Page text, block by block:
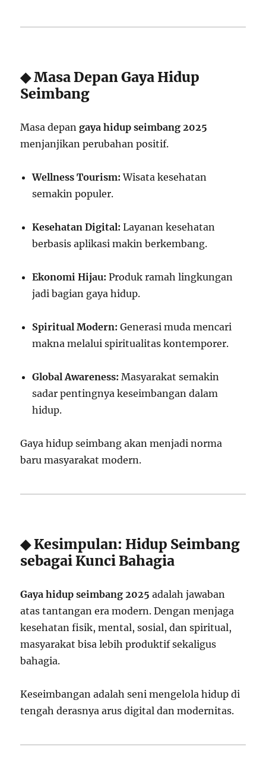
◆ Masa Depan Gaya Hidup
Seimbang
Masa depangaya hidup seimbang 2025
menjanjikan perubahan positif.
Wellness Tourism: Wisata kesehatan
semakin populer.
Kesehatan Digital: Layanan kesehatan
berbasis aplikasi makin berkembang.
Ekonomi Hijau: Produk ramah lingkungan
jadi bagian gaya hidup.
Spiritual Modern: Generasi muda mencari
makna melalui spiritualitas kontemporer.
Global Awareness: Masyarakat semakin
sadar pentingnya keseimbangan dalam
hidup.
Gaya hidup seimbang akan menjadi norma
baru masyarakat modern.
◆ Kesimpulan: Hidup Seimbang
sebagai Kunci Bahagia
Gaya hidup seimbang 2025 adalah jawaban
atas tantangan era modern. Dengan menjaga
kesehatan fisik, mental, sosial, dan spiritual,
masyarakat bisa lebih produktif sekaligus
bahagia.
Keseimbangan adalah seni mengelola hidup di
tengah derasnya arus digital dan modernitas.